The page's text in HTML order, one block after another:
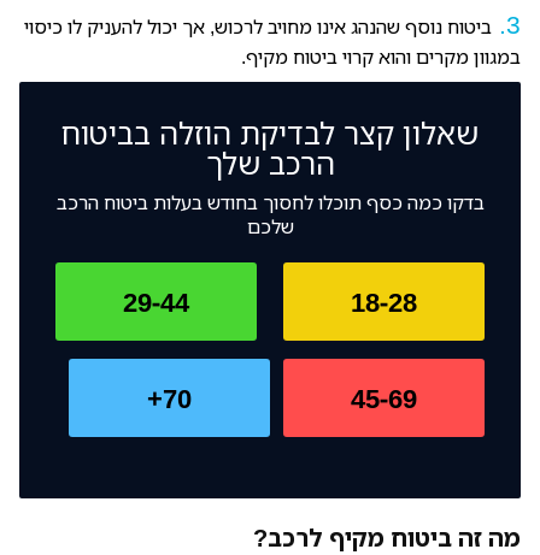
ביטוח נוסף שהנהג אינו מחויב לרכוש, אך יכול להעניק לו כיסוי
במגוון מקרים והוא קרוי ביטוח מקיף.
שאלון קצר לבדיקת הוזלה בביטוח
הרכב שלך
בדקו כמה כסף תוכלו לחסוך בחודש בעלות ביטוח הרכב
שלכם
18-28
29-44
45-69
70+
מה זה ביטוח מקיף לרכב?